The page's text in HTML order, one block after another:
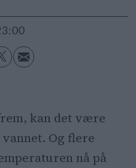
kan det være
Og flere
nå på